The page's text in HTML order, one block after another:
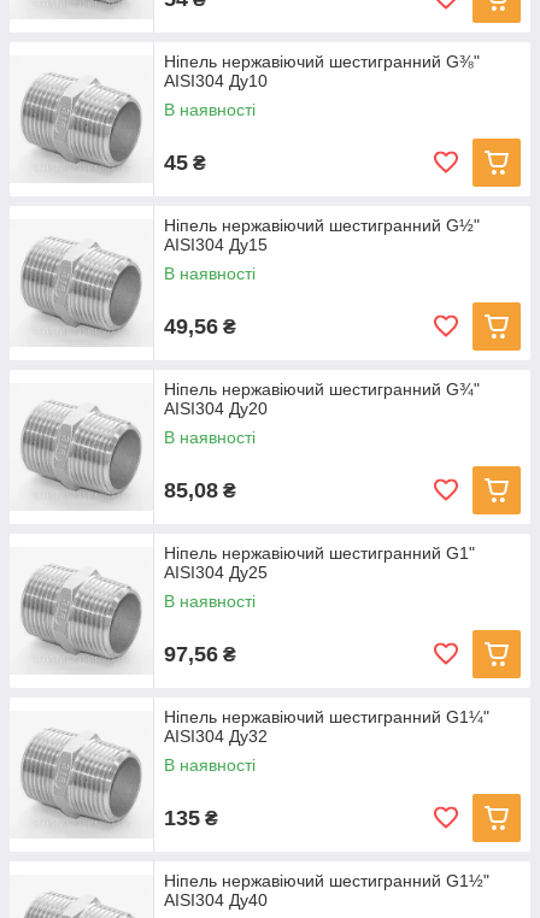
Ніпель нержавіючий шестигранний G⅜"
AISI304 Ду10
В наявності
45 ₴
Ніпель нержавіючий шестигранний G½"
AISI304 Ду15
В наявності
49,56 ₴
Ніпель нержавіючий шестигранний G¾"
AISI304 Ду20
В наявності
85,08 ₴
Ніпель нержавіючий шестигранний G1"
AISI304 Ду25
В наявності
97,56 ₴
Ніпель нержавіючий шестигранний G1¼"
AISI304 Ду32
В наявності
135 ₴
Ніпель нержавіючий шестигранний G1½"
AISI304 Ду40